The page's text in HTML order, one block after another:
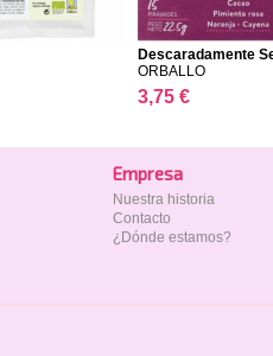
Descaradamente
ORBALLO
3,75 €
Empresa
Nuestra historia
Contacto
¿Dónde estamos?